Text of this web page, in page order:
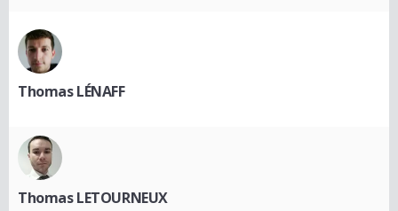
Thomas LÉNAFF
Thomas LETOURNEUX